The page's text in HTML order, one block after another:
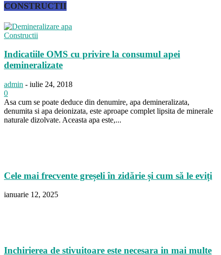
CONSTRUCTII
Constructii
Indicatiile OMS cu privire la consumul apei
demineralizate
admin - iulie 24, 2018
0
Asa cum se poate deduce din denumire, apa demineralizata,
denumita si apa deionizata, este aproape complet lipsita de minerale
naturale dizolvate. Aceasta apa este,...
Cele mai frecvente greșeli în zidărie și cum să le eviți
ianuarie 12, 2025
Inchirierea de stivuitoare este necesara in mai multe